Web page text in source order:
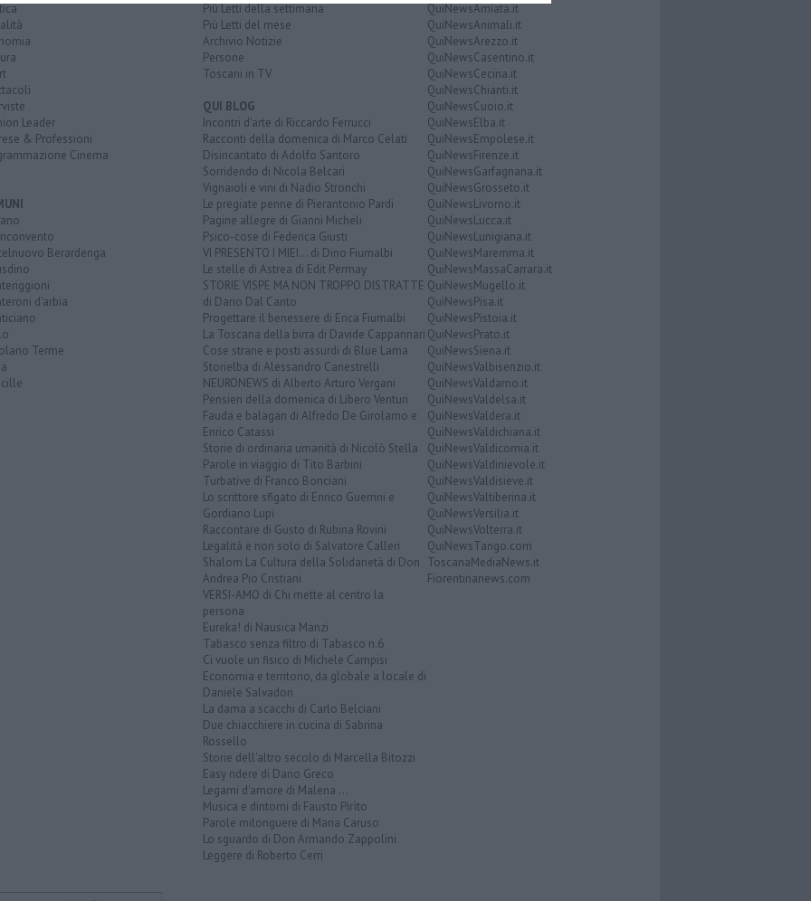
Leader
& Professioni
Cinema
Berardenga
d'arbia
Terme
Più Letti della settimana
Più Letti del mese
Archivio Notizie
Persone
Toscani in TV
QUI BLOG
Incontri d'arte di Riccardo Ferrucci
Racconti della domenica di Marco Celati
Disincantato di Adolfo Santoro
Sorridendo di Nicola Belcari
Vignaioli e vini di Nadio Stronchi
Le pregiate penne di Pierantonio Pardi
Pagine allegre di Gianni Micheli
Psico-cose di Federica Giusti
VI PRESENTO I MIEI... di Dino Fiumalbi
Le stelle di Astrea di Edit Permay
STORIE VISPE MA NON TROPPO DISTRATTE
di Dario Dal Canto
Progettare il benessere di Erica Fiumalbi
La Toscana della birra di Davide Cappannari
Cose strane e posti assurdi di Blue Lama
Storielba di Alessandro Canestrelli
NEURONEWS di Alberto Arturo Vergani
Pensieri della domenica di Libero Venturi
Fauda e balagan di Alfredo De Girolamo e
Enrico Catassi
Storie di ordinaria umanità di Nicolò Stella
Parole in viaggio di Tito Barbini
Turbative di Franco Bonciani
Lo scrittore sfigato di Enrico Guerrini e
Gordiano Lupi
Raccontare di Gusto di Rubina Rovini
Legalità e non solo di Salvatore Calleri
Shalom La Cultura della Solidarietà di Don
Andrea Pio Cristiani
VERSI-AMO di Chi mette al centro la
persona
Eureka! di Nausica Manzi
Tabasco senza filtro di Tabasco n.6
Ci vuole un fisico di Michele Campisi
Economia e territorio, da globale a locale di
Daniele Salvadori
La dama a scacchi di Carlo Belciani
Due chiacchiere in cucina di Sabrina
Rossello
Storie dell'altro secolo di Marcella Bitozzi
Easy ridere di Dario Greco
Legami d'amore di Malena ...
Musica e dintorni di Fausto Pirìto
Parole milonguere di Maria Caruso
Lo sguardo di Don Armando Zappolini
Leggere di Roberto Cerri
QuiNewsAmiata.it
QuiNewsAnimali.it
QuiNewsArezzo.it
QuiNewsCasentino.it
QuiNewsCecina.it
QuiNewsChianti.it
QuiNewsCuoio.it
QuiNewsElba.it
QuiNewsEmpolese.it
QuiNewsFirenze.it
QuiNewsGarfagnana.it
QuiNewsGrosseto.it
QuiNewsLivorno.it
QuiNewsLucca.it
QuiNewsLunigiana.it
QuiNewsMaremma.it
QuiNewsMassaCarrara.it
QuiNewsMugello.it
QuiNewsPisa.it
QuiNewsPistoia.it
QuiNewsPrato.it
QuiNewsSiena.it
QuiNewsValbisenzio.it
QuiNewsValdarno.it
QuiNewsValdelsa.it
QuiNewsValdera.it
QuiNewsValdichiana.it
QuiNewsValdicornia.it
QuiNewsValdinievole.it
QuiNewsValdisieve.it
QuiNewsValtiberina.it
QuiNewsVersilia.it
QuiNewsVolterra.it
QuiNewsTango.com
ToscanaMediaNews.it
Fiorentinanews.com